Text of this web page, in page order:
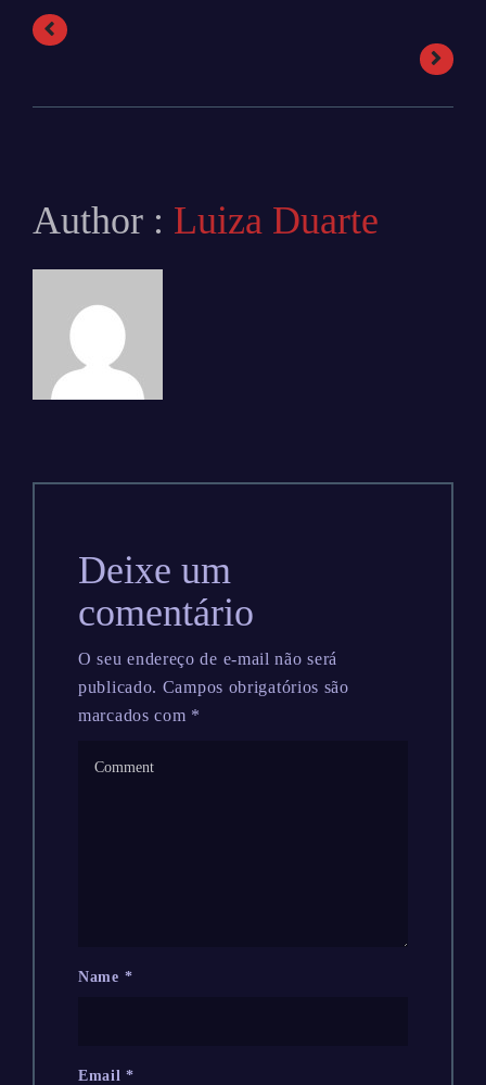
Author : Luiza Duarte
Deixe um
comentário
O seu endereço de e-mail não será
publicado. Campos obrigatórios são
marcados com *
Name *
Email*